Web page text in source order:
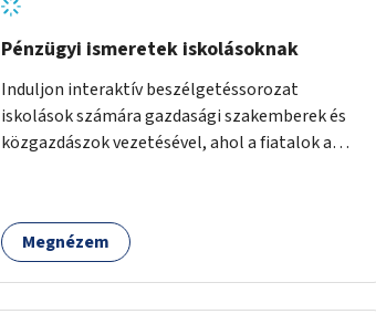
Pénzügyi ismeretek iskolásoknak
Induljon interaktív beszélgetéssorozat
iskolások számára gazdasági szakemberek és
közgazdászok vezetésével, ahol a fiatalok a
többalkalmas lenne, heti rendszerességgel
tartanák iskolai csoportok számára,
Megnézem